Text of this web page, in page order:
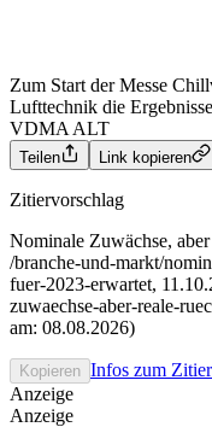
Zum Start der Messe
Lufttechnik die
VDMA ALT
Teilen Link kopieren
Zitiervorschlag
Nominale Zuwächse,
/branche-und-markt/
fuer-2023-erwartet,
zuwaechse-aber-reale-
am: 08.08.2026)
Kopieren Infos zum
Anzeige
Anzeige